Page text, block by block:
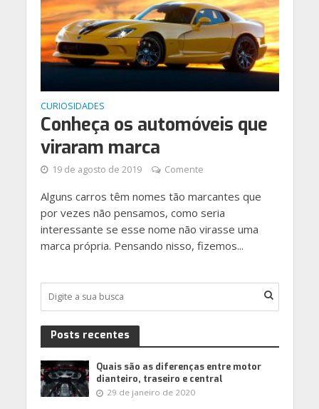
CURIOSIDADES
Conheça os automóveis que
viraram marca
19 de agosto de 2019 Comente
Alguns carros têm nomes tão marcantes que
por vezes não pensamos, como seria
interessante se esse nome não virasse uma
marca própria. Pensando nisso, fizemos...
Posts recentes
Quais são as diferenças entre motor
dianteiro, traseiro e central
29 de janeiro de 2020